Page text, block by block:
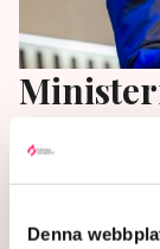
Denna
om
med det
Politiker från